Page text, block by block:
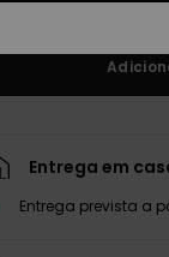
Entrega em
Entrega prevista a